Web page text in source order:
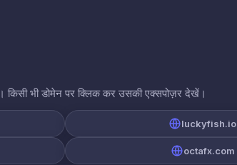
किसी भी डोमेन पर क्लिक कर उसकी एक्सपोज़र देखें।
luckyfish.io
octafx.com